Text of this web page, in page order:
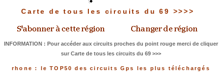
Carte de tous les circuits du 69 >>>>
INFORMATION : Pour accéder aux circuits proches du point rouge merci de cliquer
sur Carte de tous les circuits du 69 >>>
rhone : le TOP50 des circuits Gps les plus téléchargés